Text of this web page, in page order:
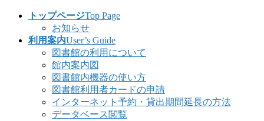
トップページTop Page
お知らせ
利用案内User’s Guide
図書館の利用について
館内案内図
図書館内機器の使い方
図書館利用者カードの申請
インターネット予約・貸出期間延長の方法
データベース閲覧